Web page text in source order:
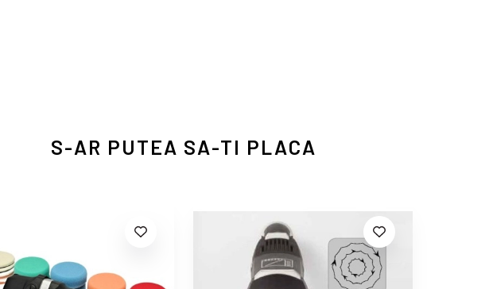
S-AR PUTEA SA-TI PLACA